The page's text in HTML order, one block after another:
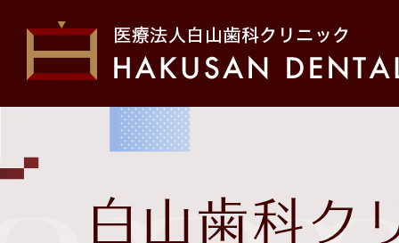
ホーム
院長・スタッフ紹介
お問い合わせ 治
白山歯科ク